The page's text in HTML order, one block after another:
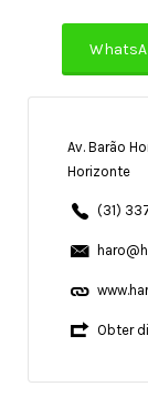
Av. Barão
Horizonte
(31)
Obter